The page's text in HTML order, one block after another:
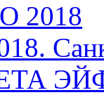
2018